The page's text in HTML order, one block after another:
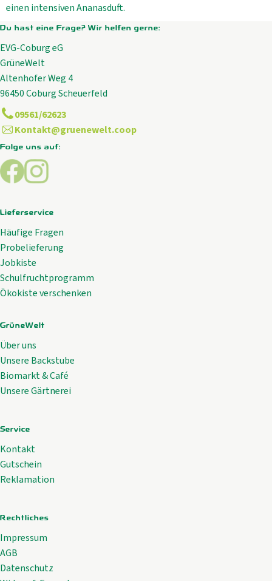
einen intensiven Ananasduft.
Du hast eine Frage? Wir helfen gerne:
EVG-Coburg eG
GrüneWelt
Altenhofer Weg 4
96450 Coburg Scheuerfeld
09561/62623
Kontakt@gruenewelt.coop
Folge uns auf:
Externer Link zu https://www.facebook.com/
Externer Link zu https://www.instagram.com/
Lieferservice
Häufige Fragen
Probelieferung
Jobkiste
Schulfruchtprogramm
Ökokiste verschenken
GrüneWelt
Über uns
Unsere Backstube
Biomarkt & Café
Unsere Gärtnerei
Service
Kontakt
Gutschein
Reklamation
Rechtliches
Impressum
AGB
Datenschutz